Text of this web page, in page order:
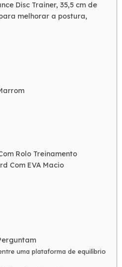
Disc Trainer, 35,5 cm de
melhorar a postura,
Rolo Treinamento
Com EVA Macio
uma plataforma de equilíbrio